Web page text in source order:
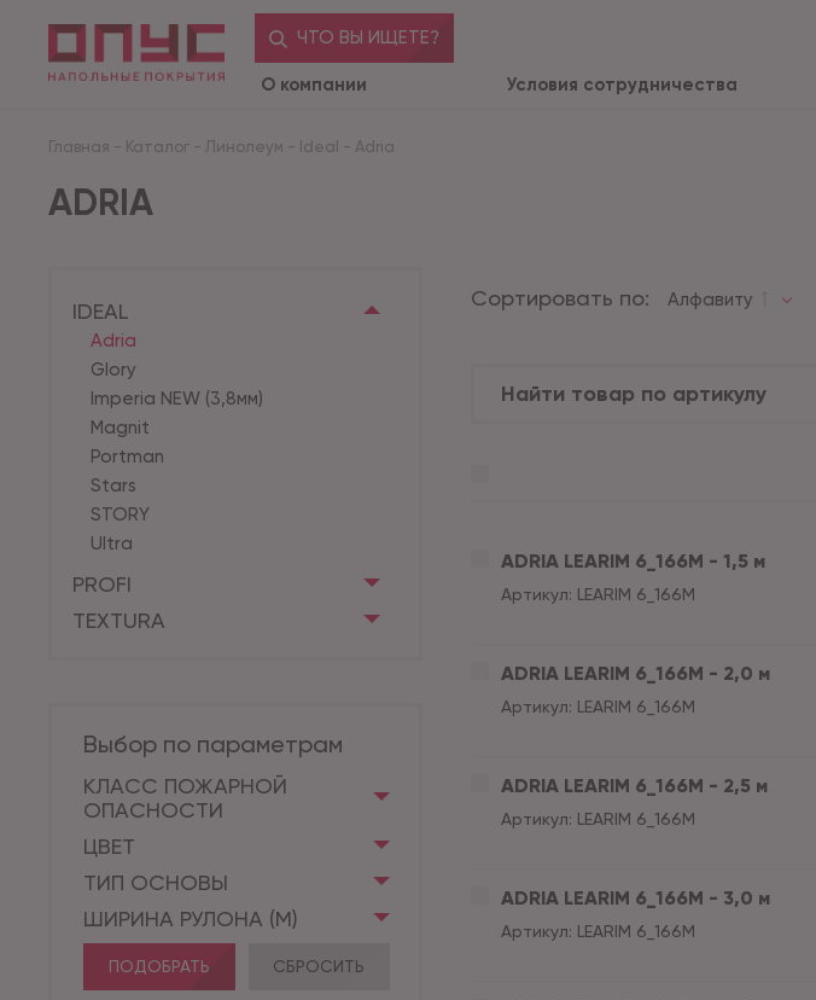
ЧТО ВЫ ИЩЕТЕ?
О компании Условия сотрудничества
Главная - Каталог - Линолеум - Ideal - Adria
ADRIA
IDEAL
Adria
Glory
Imperia NEW (3,8мм)
Magnit
Portman
Stars
STORY
Ultra
PROFI
TEXTURA
Выбор по параметрам
КЛАСС ПОЖАРНОЙ
ОПАСНОСТИ
ЦВЕТ
ТИП ОСНОВЫ
ШИРИНА РУЛОНА (М)
ПОДОБРАТЬ СБРОСИТЬ
Сортировать по: Алфавиту
ADRIA LEARIM 6_166M - 1,5 м
Артикул: LEARIM 6_166M
ADRIA LEARIM 6_166M - 2,0 м
Артикул: LEARIM 6_166M
ADRIA LEARIM 6_166M - 2,5 м
Артикул: LEARIM 6_166M
ADRIA LEARIM 6_166M - 3,0 м
Артикул: LEARIM 6_166M